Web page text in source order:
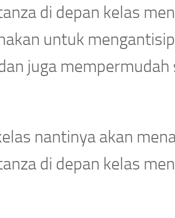
di depan kelas
untuk
juga
nantinya akan
di depan kelas